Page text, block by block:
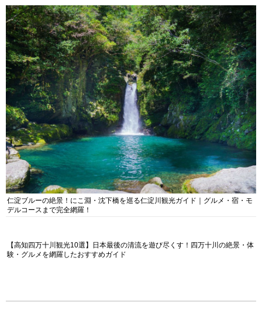
仁淀ブルーの絶景！にこ淵・沈下橋を巡る仁淀川観光ガイド｜グルメ・宿・モ
デルコースまで完全網羅！
【高知四万十川観光10選】日本最後の清流を遊び尽くす！四万十川の絶景・体
験・グルメを網羅したおすすめガイド